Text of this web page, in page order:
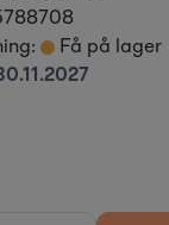
Få på lager